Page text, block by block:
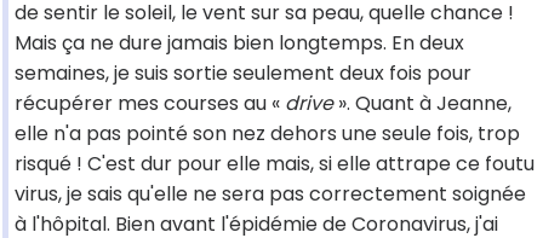
de sentir le soleil, le vent sur sa peau, quelle chance !
Mais ça ne dure jamais bien longtemps. En deux
semaines, je suis sortie seulement deux fois pour
récupérer mes courses au « drive». Quant à Jeanne,
elle n'a pas pointé son nez dehors une seule fois, trop
risqué ! C'est dur pour elle mais, si elle attrape ce foutu
virus, je sais qu'elle ne sera pas correctement soignée
à l'hôpital. Bien avant l'épidémie de Coronavirus, j'ai